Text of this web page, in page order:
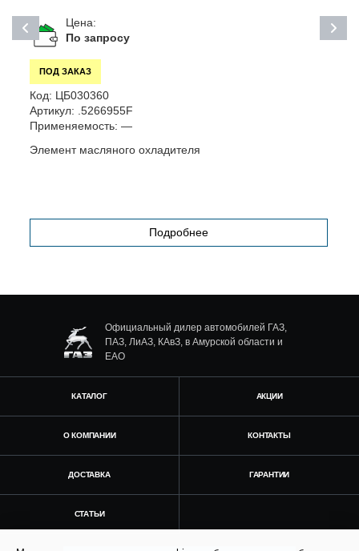
Цена:
По запросу
ПОД ЗАКАЗ
Код: ЦБ030360
Артикул: .5266955F
Применяемость: —
Элемент масляного охладителя
Подробнее
Официальный дилер автомобилей ГАЗ,
ПАЗ, ЛиАЗ, КАвЗ, в Амурской области и
ЕАО
КАТАЛОГ АКЦИИ
О КОМПАНИИ КОНТАКТЫ
ДОСТАВКА ГАРАНТИИ
СТАТЬИ